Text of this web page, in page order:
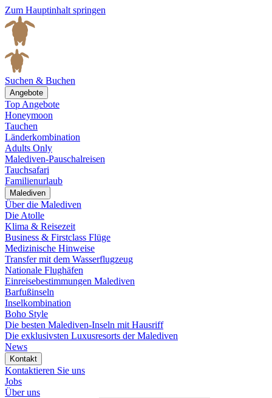
Zum Hauptinhalt springen
Suchen & Buchen
Angebote
Top Angebote
Honeymoon
Tauchen
Länderkombination
Adults Only
Malediven-Pauschalreisen
Tauchsafari
Familienurlaub
Malediven
Über die Malediven
Die Atolle
Klima & Reisezeit
Business & Firstclass Flüge
Medizinische Hinweise
Transfer mit dem Wasserflugzeug
Nationale Flughäfen
Einreisebestimmungen Malediven
Barfußinseln
Inselkombination
Boho Style
Die besten Malediven-Inseln mit Hausriff
Die exklusivsten Luxusresorts der Malediven
News
Kontakt
Kontaktieren Sie uns
Jobs
Über uns